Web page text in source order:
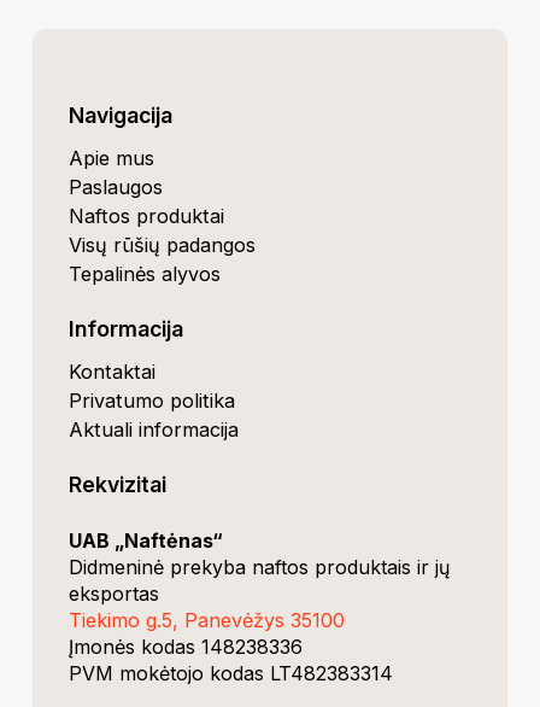
Navigacija
Apie mus
Paslaugos
Naftos produktai
Visų rūšių padangos
Tepalinės alyvos
Informacija
Kontaktai
Privatumo politika
Aktuali informacija
Rekvizitai
UAB „Naftėnas“
Didmeninė prekyba naftos produktais ir jų
eksportas
Tiekimo g.5, Panevėžys 35100
Įmonės kodas 148238336
PVM mokėtojo kodas LT482383314